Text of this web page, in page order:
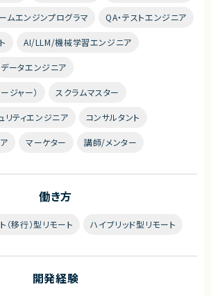
ムエンジンプログラマ QA・テストエンジニア
AI/LLM/機械学習エンジニア
データエンジニア
ジャー） スクラムマスター
ティエンジニア コンサルタント
マーケター 講師/メンター
働き方
（移行）型リモート ハイブリッド型リモート
開発経験